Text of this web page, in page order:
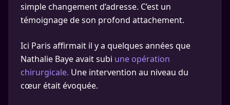
simple changement d’adresse. C’est un
témoignage de son profond attachement.
Ici Paris affirmait il y a quelques années que
Nathalie Baye avait subi une opération
chirurgicale. Une intervention au niveau du
cœur était évoquée.